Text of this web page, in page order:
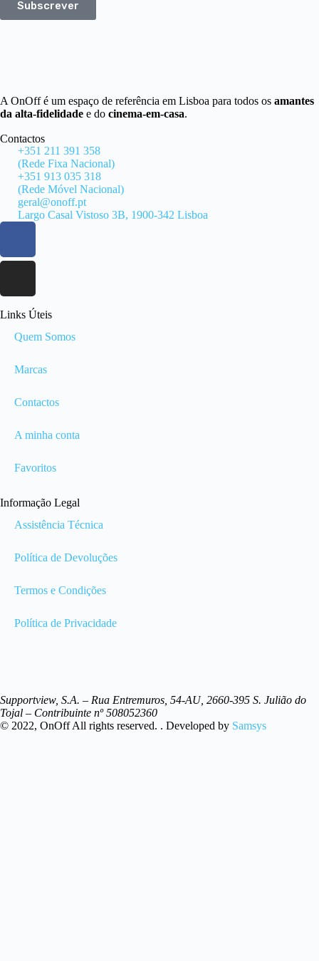
Subscrever
A OnOff é um espaço de referência em Lisboa para todos os amantes
da alta-fidelidade e do cinema-em-casa.
Contactos
+351 211 391 358
(Rede Fixa Nacional)
+351 913 035 318
(Rede Móvel Nacional)
geral@onoff.pt
Largo Casal Vistoso 3B, 1900-342 Lisboa
Links Úteis
Quem Somos
Marcas
Contactos
A minha conta
Favoritos
Informação Legal
Assistência Técnica
Política de Devoluções
Termos e Condições
Política de Privacidade
Supportview, S.A. – Rua Entremuros, 54-AU, 2660-395 S. Julião do
Tojal – Contribuinte nº 508052360
© 2022, OnOff All rights reserved. . Developed by Samsys